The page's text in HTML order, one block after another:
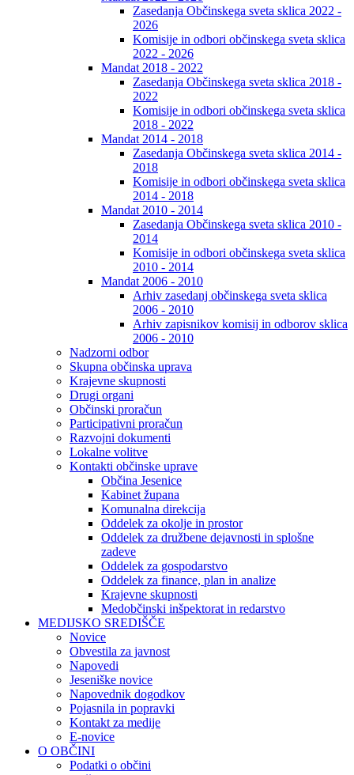
Zasedanja Občinskega sveta sklica 2022 -
2026
Komisije in odbori občinskega sveta sklica
2022 - 2026
Mandat 2018 - 2022
Zasedanja Občinskega sveta sklica 2018 -
2022
Komisije in odbori občinskega sveta sklica
2018 - 2022
Mandat 2014 - 2018
Zasedanja Občinskega sveta sklica 2014 -
2018
Komisije in odbori občinskega sveta sklica
2014 - 2018
Mandat 2010 - 2014
Zasedanja Občinskega sveta sklica 2010 -
2014
Komisije in odbori občinskega sveta sklica
2010 - 2014
Mandat 2006 - 2010
Arhiv zasedanj občinskega sveta sklica
2006 - 2010
Arhiv zapisnikov komisij in odborov sklica
2006 - 2010
Nadzorni odbor
Skupna občinska uprava
Krajevne skupnosti
Drugi organi
Občinski proračun
Participativni proračun
Razvojni dokumenti
Lokalne volitve
Kontakti občinske uprave
Občina Jesenice
Kabinet župana
Komunalna direkcija
Oddelek za okolje in prostor
Oddelek za družbene dejavnosti in splošne
zadeve
Oddelek za gospodarstvo
Oddelek za finance, plan in analize
Krajevne skupnosti
Medobčinski inšpektorat in redarstvo
MEDIJSKO SREDIŠČE
Novice
Obvestila za javnost
Napovedi
Jeseniške novice
Napovednik dogodkov
Pojasnila in popravki
Kontakt za medije
E-novice
O OBČINI
Podatki o občini